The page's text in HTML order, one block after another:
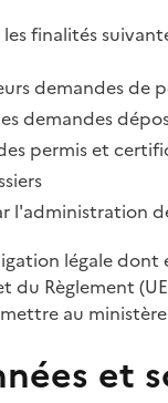
finalités
demandes
demandes
permis et
légale
du Règlement
au
et